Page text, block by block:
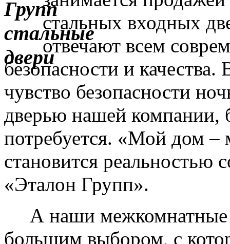
стальных входных
отвечают всем
безопасности и
чувство безопасности
дверью нашей компании,
потребуется. «Мой дом –
становится реальностью
«Эталон Групп».
А наши межкомнатные
большим выбором, с